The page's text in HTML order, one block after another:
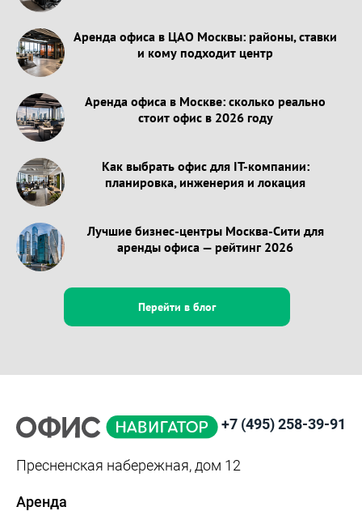
Аренда офиса в ЦАО Москвы: районы, ставки
и кому подходит центр
Аренда офиса в Москве: сколько реально
стоит офис в 2026 году
Как выбрать офис для IT-компании:
планировка, инженерия и локация
Лучшие бизнес-центры Москва-Сити для
аренды офиса — рейтинг 2026
Перейти в блог
+7 (495) 258-39-91
Пресненская набережная, дом 12
Аренда